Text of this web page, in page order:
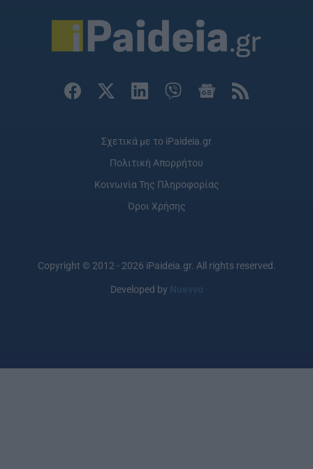
Σχετικά με το iPaideia.gr
Πολιτική Απορρήτου
Κοινωνία Της Πληροφορίας
Όροι Χρήσης
Copyright © 2012 - 2026 iPaideia.gr. All rights reserved.
Developed by